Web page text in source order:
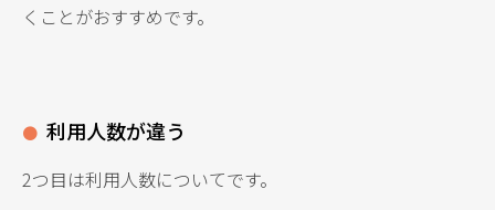
くことがおすすめです。
利用人数が違う
2つ目は利用人数についてです。